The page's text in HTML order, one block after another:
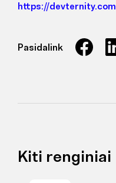
https://devternity.com
Pasidalink
Kiti renginiai